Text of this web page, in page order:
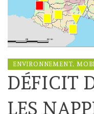
ENVIRONNEMENT,
DÉFICIT
LES